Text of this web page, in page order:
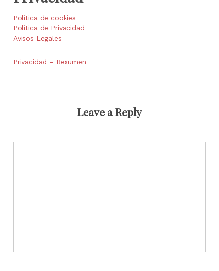
Política de cookies
Política de Privacidad
Avisos Legales
Privacidad – Resumen
Leave a Reply